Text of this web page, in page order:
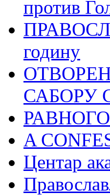
против
годину
САБОРУ
A
Центар